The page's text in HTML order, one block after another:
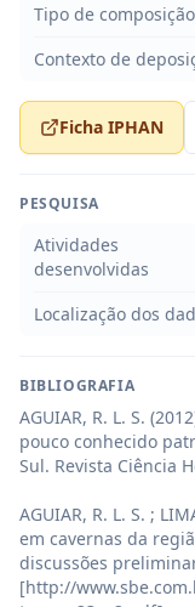
Tipo de composição
Contexto de
Ficha IPHAN
PESQUISA
Atividades
desenvolvidas
Localização dos
BIBLIOGRAFIA
AGUIAR, R. L. S.
pouco conhecido
Sul. Revista Ciência
AGUIAR, R. L. S. ;
em cavernas da
discussões
[http://